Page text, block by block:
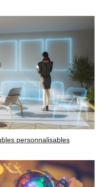
personnalisables